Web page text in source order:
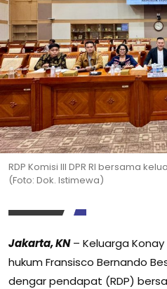
RDP Komisi III DPR RI bersama
(Foto: Dok. Istimewa)
Jakarta, KN– Keluarga
hukum Fransisco Bernando
dengar pendapat (RDP)